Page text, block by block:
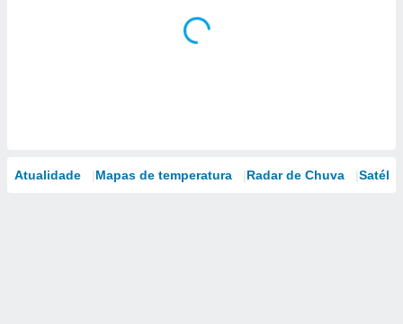
Atualidade Mapas de temperatura Radar de Chuva